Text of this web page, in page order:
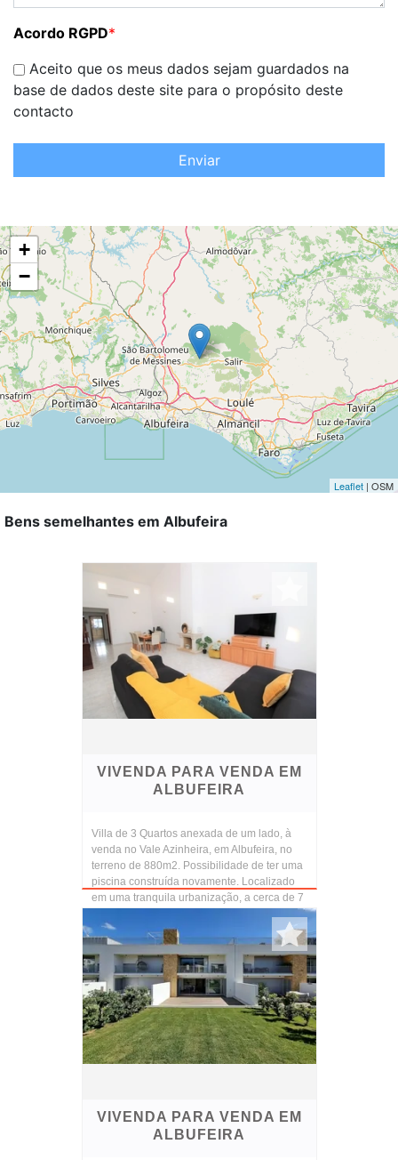
Acordo RGPD*
Aceito que os meus dados sejam guardados na
base de dados deste site para o propósito deste
contacto
Enviar
+
−
Leaflet | OSM
Bens semelhantes em Albufeira
VIVENDA PARA VENDA EM
ALBUFEIRA
Villa de 3 Quartos anexada de um lado, à
venda no Vale Azinheira, em Albufeira, no
terreno de 880m2. Possibilidade de ter uma
piscina construída novamente. Localizado
em uma tranquila urbanização, a cerca de 7
VIVENDA PARA VENDA EM
ALBUFEIRA